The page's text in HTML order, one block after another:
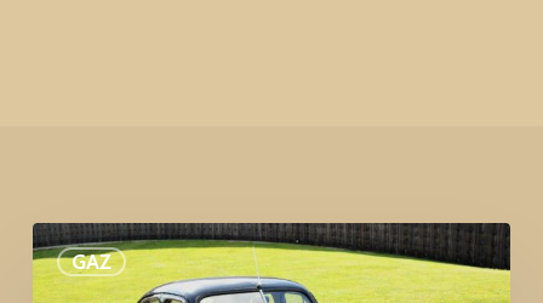
GAZ
Ühe
Pobi